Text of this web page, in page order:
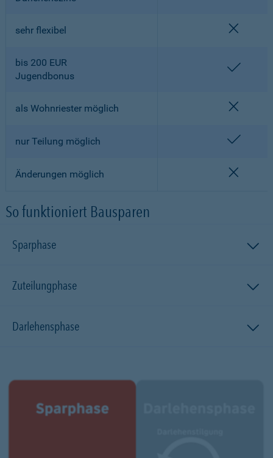
sehr flexibel
bis 200 EUR
Jugendbonus
als Wohnriester möglich
nur Teilung möglich
Änderungen möglich
So funktioniert Bausparen
Sparphase
Zuteilungphase
Darlehensphase